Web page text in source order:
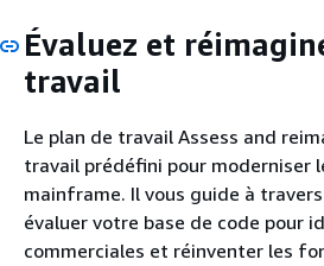
Évaluez et
travail
Le plan de travail Assess and
travail prédéfini pour moderniser
mainframe. Il vous guide à
évaluer votre base de code pour
commerciales et réinventer les